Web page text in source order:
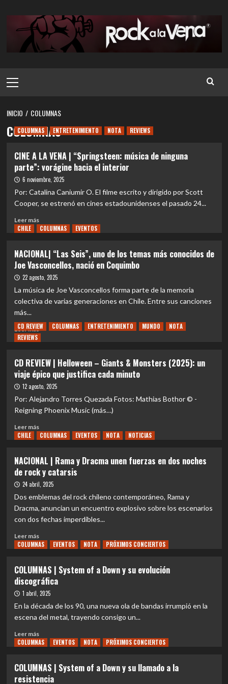
contenido
principal
INICIO COLUMNAS
COLUMNAS
COLUMNAS ENTRETENIMIENTO NOTA REVIEWS
CINE A LA VENA | “Springsteen: música de ninguna
parte”: vorágine hacia el interior
6 noviembre, 2025
Por: Catalina Caniumir O. El filme escrito y dirigido por Scott
Cooper, se estrenó en cines estadounidenses el pasado 24...
Leer másLeer
más
A
LA
VENA
música
ninguna
parte”:
vorágine
el
interior
CHILE COLUMNAS EVENTOS
NACIONAL| “Las Seis”, uno de los temas más conocidos de
Joe Vasconcellos, nació en Coquimbo
22 agosto, 2025
La música de Joe Vasconcellos forma parte de la memoria
colectiva de varias generaciones en Chile. Entre sus canciones
más...
Leer másLeer
“Las
Seis”,
uno
de
los
temas
más
conocidos
Vasconcellos,
nació
en
CD REVIEW COLUMNAS ENTRETENIMIENTO MUNDO
NOTA
REVIEWS
CD REVIEW | Helloween – Giants & Monsters (2025): un
viaje épico que justifica cada minuto
12 agosto, 2025
Por: Alejandro Torres Quezada Fotos: Mathias Bothor © -
Reigning Phoenix Music (más…)
Leer másLeer
más
REVIEW
|
Helloween
–
&
Monsters
un
viaje
que
justifica
cada
CHILE COLUMNAS EVENTOS NOTA NOTICIAS
NACIONAL | Rama y Dracma unen fuerzas en dos noches
de rock y catarsis
24 abril, 2025
Dos emblemas del rock chileno contemporáneo, Rama y
Dracma, anuncian un encuentro explosivo sobre los escenarios
con dos fechas imperdibles...
Leer másLeer
más
|
Rama
y
Dracma
fuerzas
en
dos
rock
y
COLUMNAS EVENTOS NOTA PRÓXIMOS CONCIERTOS
COLUMNAS | System of a Down y su evolución
discográfica
1 abril, 2025
En la década de los 90, una nueva ola de bandas irrumpió en la
escena del metal, trayendo consigo un...
Leer másLeer
más
|
System
COLUMNAS EVENTOS NOTA PRÓXIMOS CONCIERTOS
COLUMNAS | System of a Down y su llamado a la
resistencia